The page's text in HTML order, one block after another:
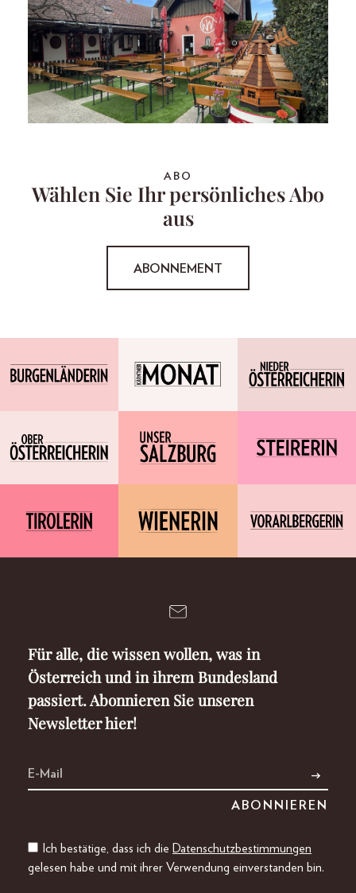
ABO
Wählen Sie Ihr persönliches Abo
aus
ABONNEMENT
Für alle, die wissen wollen, was in
Österreich und in ihrem Bundesland
passiert. Abonnieren Sie unseren
Newsletter hier!
Ich bestätige, dass ich die Datenschutzbestimmungen
gelesen habe und mit ihrer Verwendung einverstanden bin.